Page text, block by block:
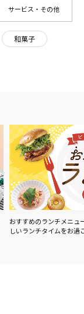
サービス・その他
和菓子
おすすめのランチメニュ
しいランチタイムをお